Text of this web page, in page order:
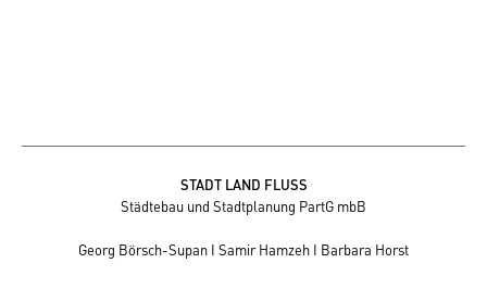
STADT LAND FLUSS
Städtebau und Stadtplanung PartG mbB
Georg Börsch-Supan I Samir Hamzeh I Barbara Horst